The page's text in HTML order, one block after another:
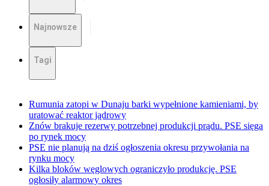
Najnowsze
Tagi
Rumunia zatopi w Dunaju barki wypełnione kamieniami, by
uratować reaktor jądrowy
Znów brakuje rezerwy potrzebnej produkcji prądu. PSE sięga
po rynek mocy
PSE nie planują na dziś ogłoszenia okresu przywołania na
rynku mocy
Kilka bloków węglowych ograniczyło produkcję. PSE
ogłosiły alarmowy okres